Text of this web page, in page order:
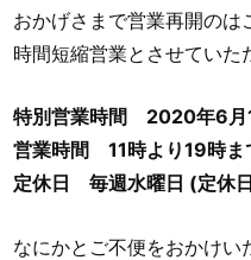
お
おかげさまで営業再開の
時間短縮営業とさせていた
特別営業時間 2020年6月
営業時間 11時より19時ま
定休日 毎週水曜日 (定休
なにかとご不便をおかけ